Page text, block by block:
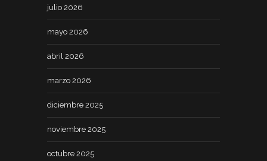
julio 2026
mayo 2026
abril 2026
marzo 2026
diciembre 2025
noviembre 2025
octubre 2025